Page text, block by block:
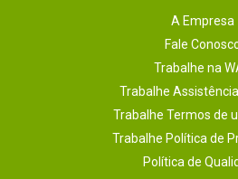
A Empresa
Fale
Trabalhe na
Trabalhe
Trabalhe Termos de
Trabalhe Política de
Política de